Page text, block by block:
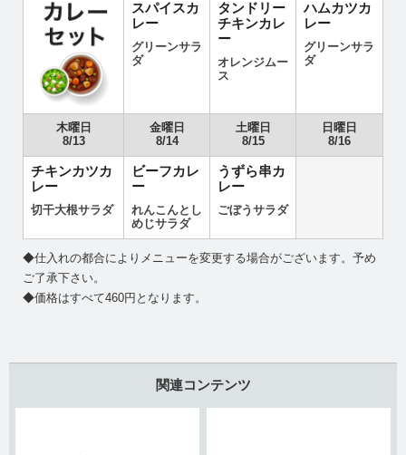
スパイスカ
レー
グリーンサラ
ダ
タンドリー
チキンカレ
ー
オレンジムー
ス
ハムカツカ
レー
グリーンサラ
ダ
木曜日
8/13
金曜日
8/14
土曜日
8/15
日曜日
8/16
チキンカツカ
レー
切干大根サラダ
ビーフカレ
ー
れんこんとし
めじサラダ
うずら串カ
レー
ごぼうサラダ
◆仕入れの都合によりメニューを変更する場合がございます。予め
ご了承下さい。
◆価格はすべて460円となります。
関連コンテンツ